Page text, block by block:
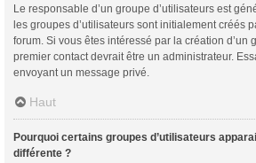
Le responsable d’un groupe d’utilisateurs est
les groupes d’utilisateurs sont initialement créés
forum. Si vous êtes intéressé par la création d’un
premier contact devrait être un administrateur.
envoyant un message privé.
Haut
Pourquoi certains groupes d’utilisateurs
différente ?